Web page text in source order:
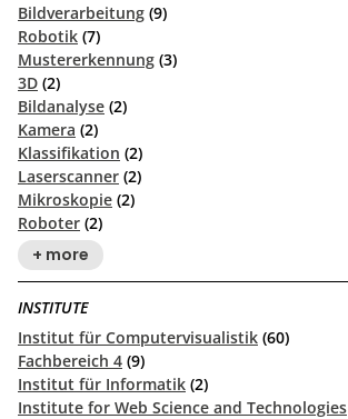
Bildverarbeitung (9)
Robotik (7)
Mustererkennung (3)
3D (2)
Bildanalyse (2)
Kamera (2)
Klassifikation (2)
Laserscanner (2)
Mikroskopie (2)
Roboter (2)
+ more
INSTITUTE
Institut für Computervisualistik (60)
Fachbereich 4 (9)
Institut für Informatik (2)
Institute for Web Science and Technologies